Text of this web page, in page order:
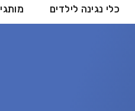
כלי נגינה לילדים